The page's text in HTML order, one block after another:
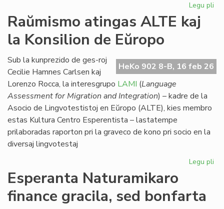
Legu pli
Raŭmismo atingas ALTE kaj
la Konsilion de Eŭropo
HeKo 902 8-B, 16 feb 26
Sub la kunprezido de ges-roj
Cecilie Hamnes Carlsen kaj
Lorenzo Rocca, la interesgrupo LAMI (Language
Assessment for Migration and Integration) – kadre de la
Asocio de Lingvotestistoj en Eŭropo (ALTE), kies membro
estas Kultura Centro Esperentista – lastatempe
prilaboradas raporton pri la graveco de kono pri socio en la
diversaj lingvotestaj
Legu pli
Esperanta Naturamikaro
finance gracila, sed bonfarta